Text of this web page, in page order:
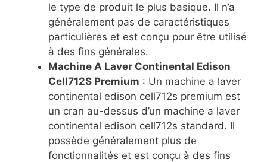
le type de produit le plus basique. Il n’a
généralement pas de caractéristiques
particulières et est conçu pour être utilisé
à des fins générales.
Machine A Laver Continental Edison
Cell712S Premium : Un machine a laver
continental edison cell712s premium est
un cran au-dessus d’un machine a laver
continental edison cell712s standard. Il
possède généralement plus de
fonctionnalités et est conçu à des fins